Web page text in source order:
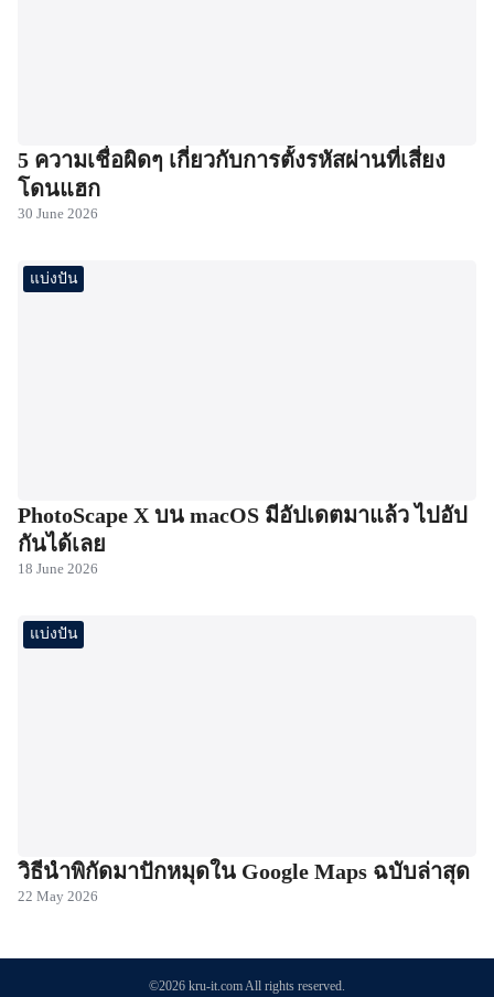
5 ความเชื่อผิดๆ เกี่ยวกับการตั้งรหัสผ่านที่เสี่ยง
โดนแฮก
30 June 2026
แบ่งปัน
PhotoScape X บน macOS มีอัปเดตมาแล้ว ไปอัป
กันได้เลย
18 June 2026
แบ่งปัน
วิธีนำพิกัดมาปักหมุดใน Google Maps ฉบับล่าสุด
22 May 2026
©2026 kru-it.com All rights reserved.